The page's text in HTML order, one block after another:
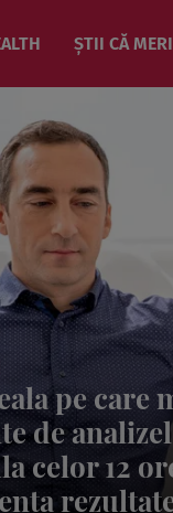
ȘTII CĂ
pocnesc